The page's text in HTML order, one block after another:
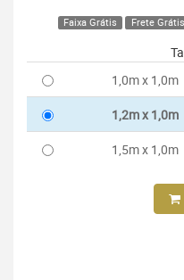
Faixa Grátis Frete Grátis
1,0m x 1,0m
1,2m x 1,0m
1,5m x 1,0m